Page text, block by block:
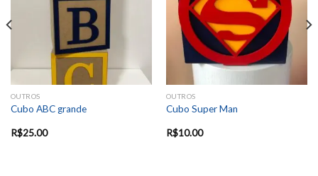
OUTROS
Cubo ABC grande
R$25.00
OUTROS
Cubo Super Man
R$10.00